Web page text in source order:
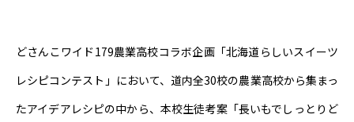
どさんこワイド179農業高校コラボ企画「北海道らしいスイーツ
レシピコンテスト」において、道内全30校の農業高校から集まっ
たアイデアレシピの中から、本校生徒考案「長いもでしっとりど